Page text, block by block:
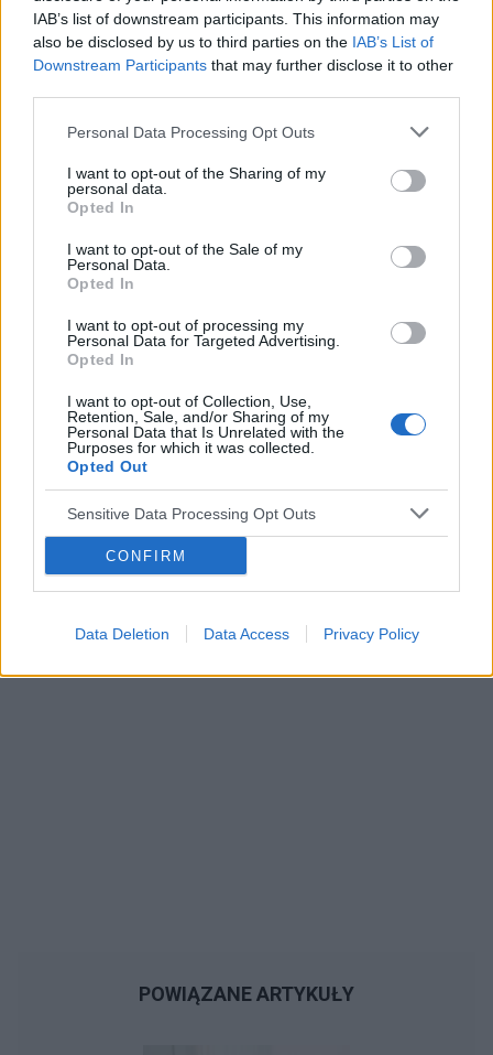
IAB’s list of downstream participants. This information may
also be disclosed by us to third parties on the IAB’s List of
Downstream Participants that may further disclose it to other
Personal Data Processing Opt Outs
I want to opt-out of the Sharing of my
personal data.
Opted In
I want to opt-out of the Sale of my
Personal Data.
Opted In
I want to opt-out of processing my
Personal Data for Targeted Advertising.
Opted In
I want to opt-out of Collection, Use,
Retention, Sale, and/or Sharing of my
Personal Data that Is Unrelated with the
Purposes for which it was collected.
Opted Out
Sensitive Data Processing Opt Outs
CONFIRM
Data Deletion Data Access Privacy Policy
pacjentki
gość
brodawki szczególnie po nocy.Moze jakaś masc
Tematy przezierność karkowa spirala
embolizacja mięśniaków macicy
POWIĄZANE ARTYKUŁY